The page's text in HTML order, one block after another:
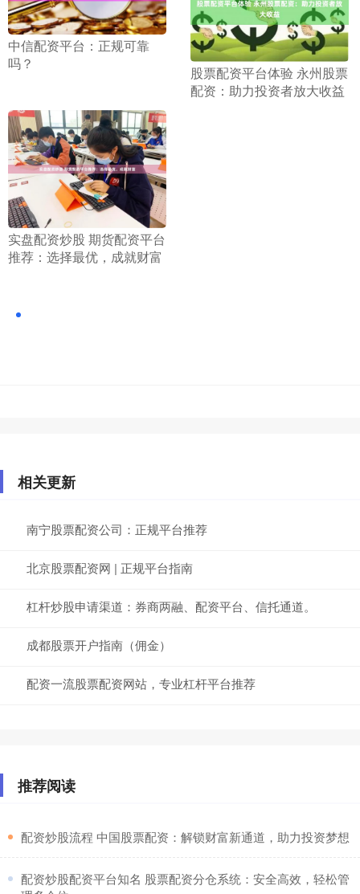
​中信配资平台：正规可靠
吗？
​股票配资平台体验 永州股票
配资：助力投资者放大收益
​实盘配资炒股 期货配资平台
推荐：选择最优，成就财富
相关更新
南宁股票配资公司：正规平台推荐
北京股票配资网 | 正规平台指南
杠杆炒股申请渠道：券商两融、配资平台、信托通道。
成都股票开户指南（佣金）
配资一流股票配资网站，专业杠杆平台推荐
推荐阅读
​配资炒股流程 中国股票配资：解锁财富新通道，助力投资梦想
​配资炒股配资平台知名 股票配资分仓系统：安全高效，轻松管